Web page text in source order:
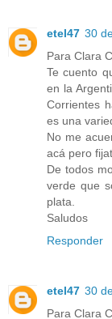
etel47 30
Para Clara
Te cuento
en la
Corrientes
es una
No me
acá pero
De todos
verde que
plata.
Saludos
Responder
etel47 30
Para Clara